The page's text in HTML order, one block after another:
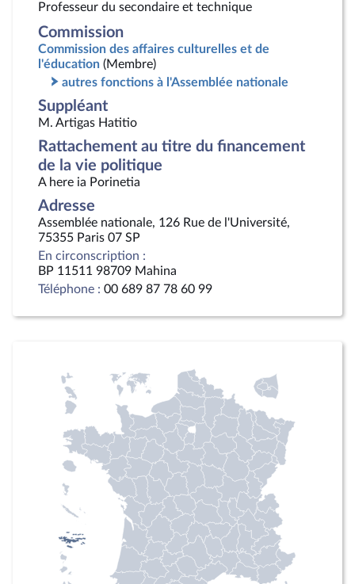
Professeur du secondaire et technique
Commission
Commission des affaires culturelles et de
l'éducation (Membre)
autres fonctions à l'Assemblée nationale
Suppléant
M. Artigas Hatitio
Rattachement au titre du financement
de la vie politique
A here ia Porinetia
Adresse
Assemblée nationale, 126 Rue de l'Université,
75355 Paris 07 SP
En circonscription :
BP 11511 98709 Mahina
Téléphone : 00 689 87 78 60 99